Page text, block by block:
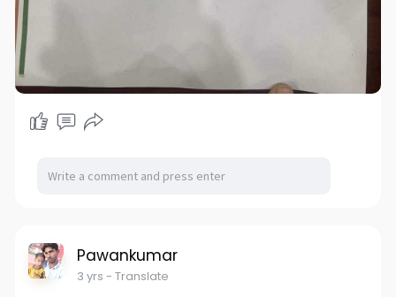
Pawankumar
3 yrs - Translate